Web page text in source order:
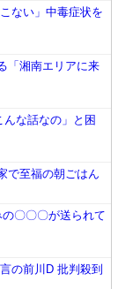
ない」中毒症状を
「湘南エリアに来
な話なの」と困
で至福の朝ごはん
〇〇〇が送られて
の前川D 批判殺到